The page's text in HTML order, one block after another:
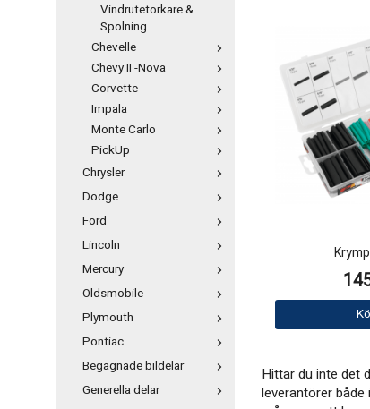
Vindrutetorkare &
Spolning
Chevelle
Chevy II -Nova
Corvette
Impala
Monte Carlo
PickUp
Chrysler
Dodge
Ford
Lincoln
Mercury
Oldsmobile
Plymouth
Pontiac
Begagnade bildelar
Generella delar
Hittar du inte det
leverantörer